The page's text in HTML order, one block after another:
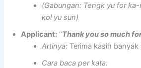
(Gabungan: Tengk yu for
kol yu sun)
Applicant: “Thank you so much
Artinya: Terima kasih
Cara baca per kata: